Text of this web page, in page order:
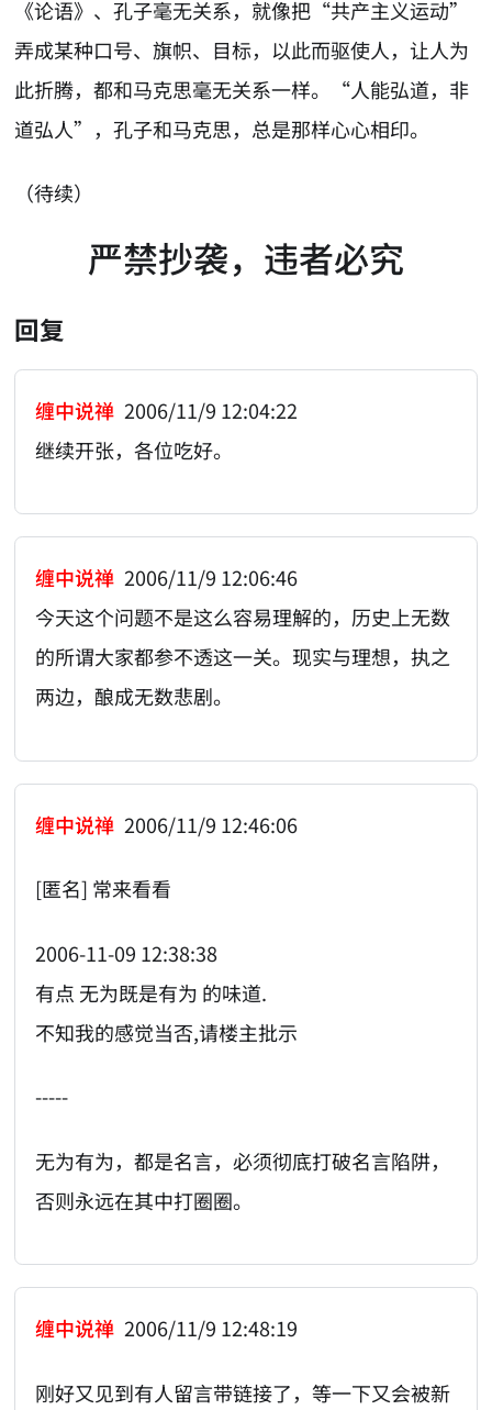
《论语》、孔子毫无关系，就像把“共产主义运动”
弄成某种口号、旗帜、目标，以此而驱使人，让人为
此折腾，都和马克思毫无关系一样。“人能弘道，非
道弘人”，孔子和马克思，总是那样心心相印。
（待续）
严禁抄袭，违者必究
回复
缠中说禅 2006/11/9 12:04:22
继续开张，各位吃好。
缠中说禅 2006/11/9 12:06:46
今天这个问题不是这么容易理解的，历史上无数
的所谓大家都参不透这一关。现实与理想，执之
两边，酿成无数悲剧。
缠中说禅 2006/11/9 12:46:06
[匿名] 常来看看
2006-11-09 12:38:38
有点 无为既是有为 的味道.
不知我的感觉当否,请楼主批示
-----
无为有为，都是名言，必须彻底打破名言陷阱，
否则永远在其中打圈圈。
缠中说禅 2006/11/9 12:48:19
刚好又见到有人留言带链接了，等一下又会被新